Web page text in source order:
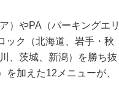
）やPA（パーキングエリ
ック（北海道、岩手・秋
、茨城、新潟）を勝ち抜
加えた12メニューが、